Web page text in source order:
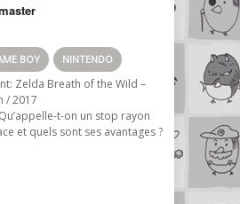
BOY NINTENDO
Zelda Breath of the Wild –
/ 2017
Qu’appelle-t-on un stop rayon
et quels sont ses avantages ?